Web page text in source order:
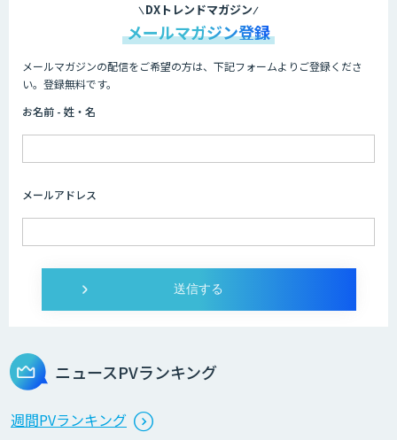
DXトレンドマガジン
メールマガジン登録
メールマガジンの配信をご希望の方は、下記フォームよりご登録くださ
い。登録無料です。
お名前 - 姓・名
メールアドレス
ニュースPVランキング
週間PVランキング